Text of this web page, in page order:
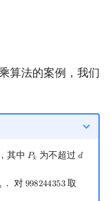
算法的案例，我们
，其中 𝑃𝑘
Pk 为不超过 𝑑
d
． 对 998244353
998244353 取